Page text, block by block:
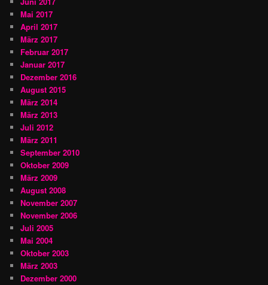
Mai 2017
April 2017
März 2017
Februar 2017
Januar 2017
Dezember 2016
August 2015
März 2014
März 2013
Juli 2012
März 2011
September 2010
Oktober 2009
März 2009
August 2008
November 2007
November 2006
Juli 2005
Mai 2004
Oktober 2003
März 2003
Dezember 2000